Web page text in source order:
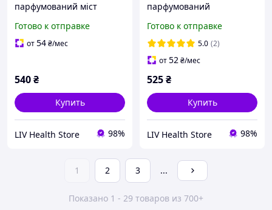
парфумований міст
secret
Готово к отправке
от54₴/мес
540₴
Купить
LIV Health Store 98%
парфумований
Victoria's Secret, 250 мл
Готово к отправке
5.0 (2)
от52₴/мес
525₴
Купить
LIV Health Store 98%
1 2 3 ...
Показано 1 - 29 товаров из 700+